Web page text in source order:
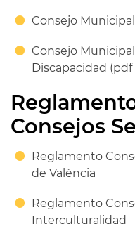
Consejo
Consejo
Discapacidad (pdf
Consejos
Reglamento
de València
Reglamento
Interculturalidad